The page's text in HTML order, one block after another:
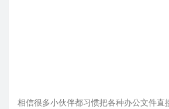
相信很多小伙伴都习惯把各种办公文件直